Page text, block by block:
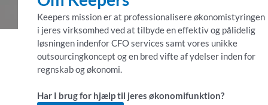
Keepers mission er at professionalisere økonomistyringen
i jeres virksomhed ved at tilbyde en effektiv og pålidelig
løsningen indenfor CFO services samt vores unikke
outsourcingkoncept og en bred vifte af ydelser inden for
regnskab og økonomi.
Har I brug for hjælp til jeres økonomifunktion?